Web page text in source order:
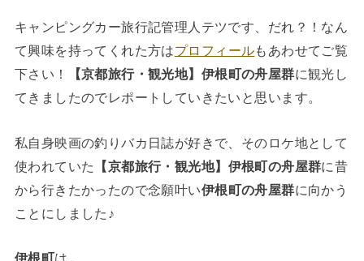
キャンピングカー旅行記管理人テツです、だれ？！なん
て興味を持ってくれた方はプロフィールもあわせてご覧
下さい！
【京都旅行・観光地】伊根町の舟屋群に観光し
てきましたのでレポートしていきたいと思います。
私自身映画の釣りバカ日誌が好きで、そのロケ地として
使われていた
【京都旅行・観光地】伊根町の舟屋群に昔
から行きたかったので念願叶い伊根町の舟屋群に向かう
ことにしました♪
伊根町は、